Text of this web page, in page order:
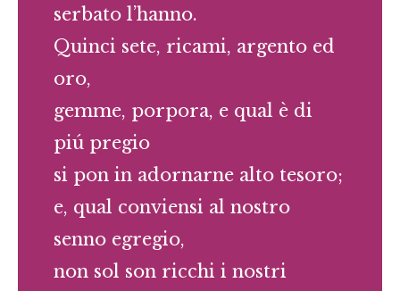
serbato l’hanno.
Quinci sete, ricami, argento ed
oro,
gemme, porpora, e qual è di
piú pregio
si pon in adornarne alto tesoro;
e, qual conviensi al nostro
senno egregio,
non sol son ricchi i nostri